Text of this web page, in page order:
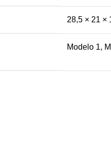
28,5 × 21 ×
Modelo 1,